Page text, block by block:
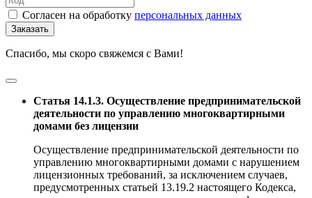
Согласен на обработку персональных данных
Заказать
Спасибо, мы скоро свяжемся с Вами!
Статья 14.1.3. Осуществление предпринимательской
деятельности по управлению многоквартирными
домами без лицензии
Осуществление предпринимательской деятельности по
управлению многоквартирными домами с нарушением
лицензионных требований, за исключением случаев,
предусмотренных статьей 13.19.2 настоящего Кодекса,